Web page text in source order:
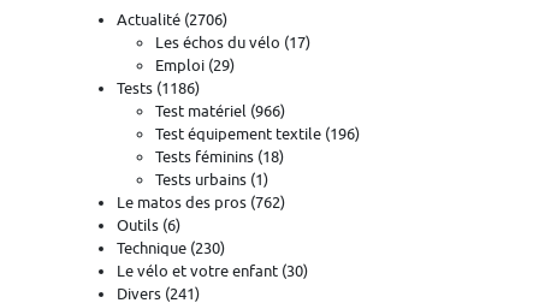
Actualité (2706)
Les échos du vélo (17)
Emploi (29)
Tests (1186)
Test matériel (966)
Test équipement textile (196)
Tests féminins (18)
Tests urbains (1)
Le matos des pros (762)
Outils (6)
Technique (230)
Le vélo et votre enfant (30)
Divers (241)